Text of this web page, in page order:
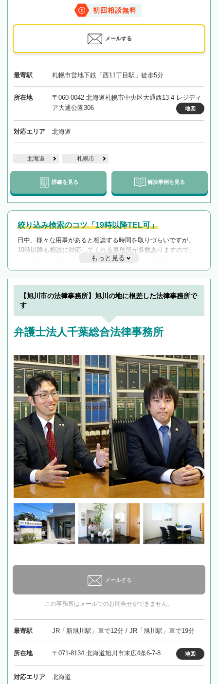
初回相談無料
メールする
最寄駅 札幌市営地下鉄「西11丁目駅」徒歩5分
所在地
〒060-0042 北海道札幌市中央区大通西13-4 レジディ
ア大通公園306
地図
対応エリア 北海道
北海道 札幌市
詳細を見る 解決事例を見る
絞り込み検索のコツ「19時以降TEL可」
日中、様々な用事があると相談する時間を取りづらいですが、
19時以降も相談に対応してくれる事務所が多数ありますので、
遅い時間の相談が増えそうな場合はそのような事務所に絞り込
んで検索してみましょう。
19時以降TEL可の条件
を加えて再検索
もっと見る
【旭川市の法律事務所】旭川の地に根差した法律事務所で
す
弁護士法人千葉総合法律事務所
メールする
この事務所はメールでのお問合せができません。
最寄駅 JR「新旭川駅」車で12分 / JR「旭川駅」車で19分
所在地 〒071-8134 北海道旭川市末広4条6-7-8 地図
対応エリア 北海道